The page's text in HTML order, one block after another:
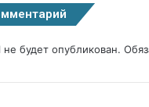
будет опубликован.